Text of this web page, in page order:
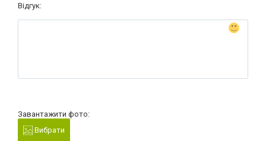
Відгук:
Завантажити фото:
Вибрати